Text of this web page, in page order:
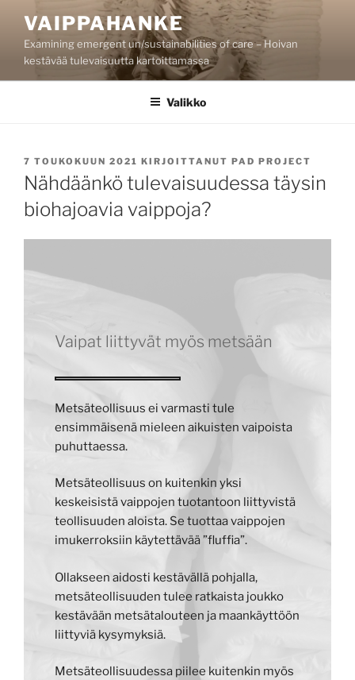
sisältöönVAIPPAHANKE
Examining emergent un/sustainabilities of care – Hoivan
kestävää tulevaisuutta kartoittamassa
Valikko
JULKAISTU
7 TOUKOKUUN 2021 KIRJOITTANUT PAD PROJECT
Nähdäänkö tulevaisuudessa täysin
biohajoavia vaippoja?
Vaipat liittyvät myös metsään
Metsäteollisuus ei varmasti tule
ensimmäisenä mieleen aikuisten vaipoista
puhuttaessa.
Metsäteollisuus on kuitenkin yksi
keskeisistä vaippojen tuotantoon liittyvistä
teollisuuden aloista. Se tuottaa vaippojen
imukerroksiin käytettävää ”fluffia”.
Ollakseen aidosti kestävällä pohjalla,
metsäteollisuuden tulee ratkaista joukko
kestävään metsätalouteen ja maankäyttöön
liittyviä kysymyksiä.
Metsäteollisuudessa piilee kuitenkin myös